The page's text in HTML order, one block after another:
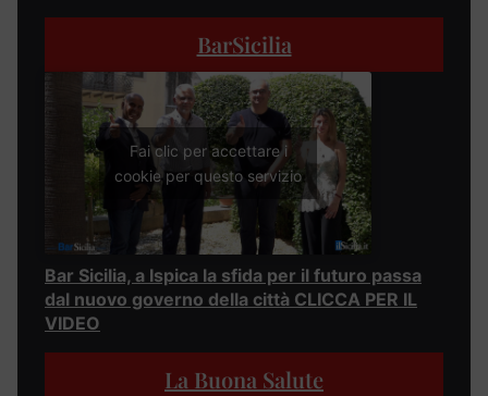
BarSicilia
Fai clic per accettare i
cookie per questo servizio
Bar Sicilia, a Ispica la sfida per il futuro passa
dal nuovo governo della città CLICCA PER IL
VIDEO
La Buona Salute